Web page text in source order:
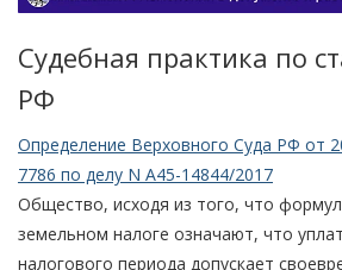
Судебная практика по
РФ
Определение Верховного Суда РФ от
7786 по делу N А45-14844/2017
Общество, исходя из того, что
земельном налоге означают, что
налогового периода допускает